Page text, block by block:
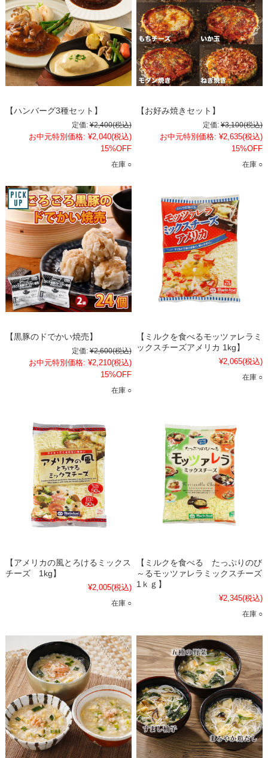
【ハンバーグ3種セット】
定価: ¥2,400(税込)
お中元特別価格: ¥2,040(税込)
15%OFF
在庫 ○
【お好み焼きセット】
定価: ¥3,100(税込)
お中元特別価格: ¥2,635(税込)
15%OFF
在庫 ○
【黒豚のドでかい焼売】
定価: ¥2,600(税込)
お中元特別価格: ¥2,210(税込)
15%OFF
在庫 ○
【ミルクを食べるモッツァレラミ
ックスチーズアメリカ 1kg】
¥2,065(税込)
在庫 ○
【アメリカの風とろけるミックス
チーズ 1kg】
¥2,005(税込)
在庫 ○
【ミルクを食べる たっぷりのび
～るモッツァレラミックスチーズ
1ｋｇ】
¥2,345(税込)
在庫 ○